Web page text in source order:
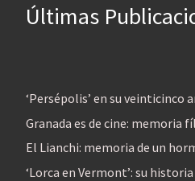
Últimas
‘Persépolis’ en su veinticinco
Granada es de cine: memoria
El Lianchi: memoria de un
‘Lorca en Vermont’: su